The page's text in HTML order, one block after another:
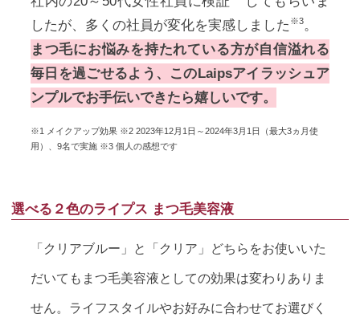
したが、多くの社員が変化を実感しました ※3。
まつ毛にお悩みを持たれている方が自信溢れる
毎日を過ごせるよう、このLaipsアイラッシュア
ンプルでお手伝いできたら嬉しいです。
※1 メイクアップ効果 ※2 2023年12月1日～2024年3月1日（最大3ヵ月使
用）、9名で実施 ※3 個人の感想です
選べる２色のライプス まつ毛美容液
「クリアブルー」と「クリア」どちらをお使いいた
だいてもまつ毛美容液としての効果は変わりありま
せん。ライフスタイルやお好みに合わせてお選びく